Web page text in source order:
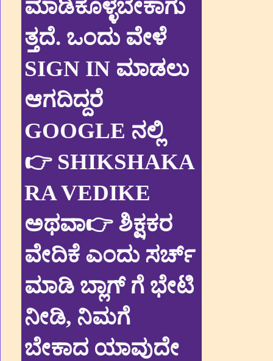
ಮಾಡಿಕೊಳ್ಳಬೇಕಾಗು
ತ್ತದೆ. ಒಂದು ವೇಳೆ
SIGN IN ಮಾಡಲು
ಆಗದಿದ್ದರೆ
GOOGLE ನಲ್ಲಿ
👉 SHIKSHAKA
RA VEDIKE
ಅಥವಾ👉 ಶಿಕ್ಷಕರ
ವೇದಿಕೆ ಎಂದು ಸರ್ಚ್
ಮಾಡಿ ಬ್ಲಾಗ್ ಗೆ ಭೇಟಿ
ನೀಡಿ, ನಿಮಗೆ
ಬೇಕಾದ ಯಾವುದೇ